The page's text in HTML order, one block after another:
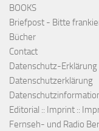
BOOKS
Briefpost - Bitte
Bücher
Contact
Datenschutz-Erklärung
Datenschutzerklärung
Editorial :: Imprint ::
Fernseh- und Radio